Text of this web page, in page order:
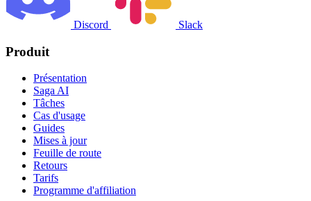
Discord Slack
Produit
Présentation
Saga AI
Tâches
Cas d'usage
Guides
Mises à jour
Feuille de route
Retours
Tarifs
Programme d'affiliation